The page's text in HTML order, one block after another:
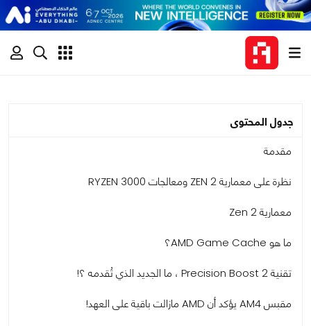
جدول المحتوى
مقدمة
نظرة على معمارية ZEN 2 ومعالجات RYZEN 3000
معمارية Zen 2
ما هو AMD Game Cache؟
تقنية Precision Boost 2 ، ما الجديد الذي تُقدمه ؟!
مقبس AM4 يؤكد أن AMD مازالت باقية على العهد!